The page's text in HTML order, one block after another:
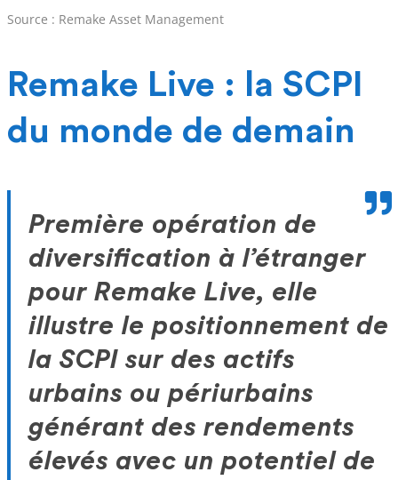
Source : Remake Asset Management
Remake Live : la SCPI
du monde de demain
Première opération de
diversification à l’étranger
pour Remake Live, elle
illustre le positionnement de
la SCPI sur des actifs
urbains ou périurbains
générant des rendements
élevés avec un potentiel de